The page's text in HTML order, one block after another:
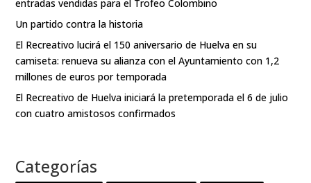
entradas vendidas para el Trofeo Colombino
Un partido contra la historia
El Recreativo lucirá el 150 aniversario de Huelva en su
camiseta: renueva su alianza con el Ayuntamiento con 1,2
millones de euros por temporada
El Recreativo de Huelva iniciará la pretemporada el 6 de julio
con cuatro amistosos confirmados
Categorías